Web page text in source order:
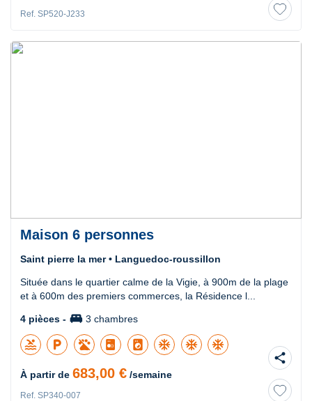
Ref. SP520-J233
Maison 6 personnes
Saint pierre la mer • Languedoc-roussillon
Située dans le quartier calme de la Vigie, à 900m de la plage
et à 600m des premiers commerces, la Résidence l...
4 pièces - king_bed 3 chambres
pool local_parking local_laundry_service ac_unit ac_unit ac_unit
À partir de 683,00 € /semaine
Ref. SP340-007
share